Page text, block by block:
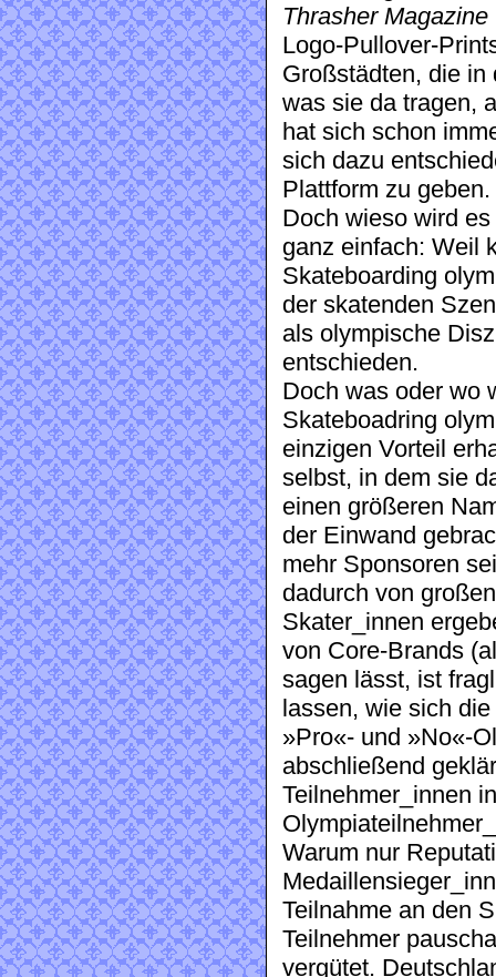
Thrasher Magazine
Logo-Pullover-
Großstädten, die in
was sie da tragen,
hat sich schon
sich dazu
Plattform zu geben.
Doch wieso wird
ganz einfach: Weil
Skateboarding
der skatenden
als olympische
entschieden.
Doch was oder wo
Skateboadring
einzigen Vorteil
selbst, in dem sie
einen größeren
der Einwand
mehr Sponsoren
dadurch von
Skater_innen
von Core-Brands
sagen lässt, ist
lassen, wie sich
»Pro«- und »No«-
abschließend
Teilnehmer_innen
Warum nur
Teilnahme an den
Teilnehmer
vergütet.